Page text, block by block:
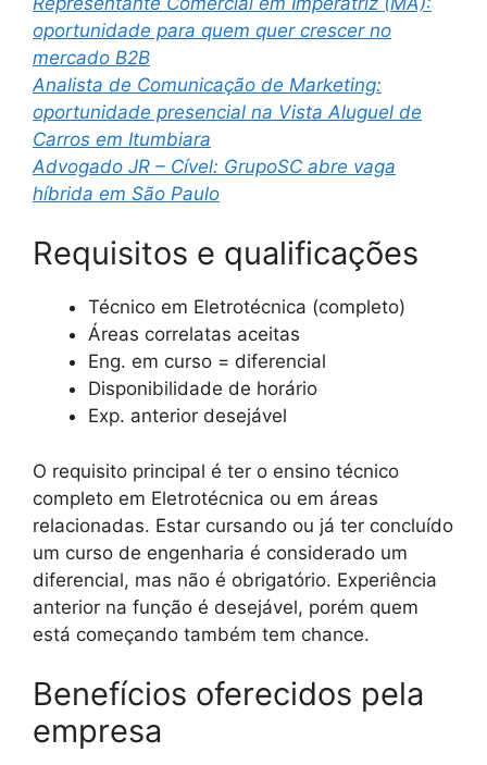
oportunidade para quem quer crescer no
mercado B2B
Analista de Comunicação de Marketing:
oportunidade presencial na Vista Aluguel de
Carros em Itumbiara
Advogado JR – Cível: GrupoSC abre vaga
híbrida em São Paulo
Requisitos e qualificações
Técnico em Eletrotécnica (completo)
Áreas correlatas aceitas
Eng. em curso = diferencial
Disponibilidade de horário
Exp. anterior desejável
O requisito principal é ter o ensino técnico
completo em Eletrotécnica ou em áreas
relacionadas. Estar cursando ou já ter concluído
um curso de engenharia é considerado um
diferencial, mas não é obrigatório. Experiência
anterior na função é desejável, porém quem
está começando também tem chance.
Benefícios oferecidos pela
empresa